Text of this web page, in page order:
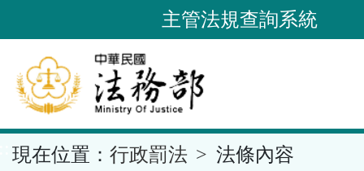
到
要
內
容
區
主管法規查詢系統
現在位置： 行政罰法 法條內容